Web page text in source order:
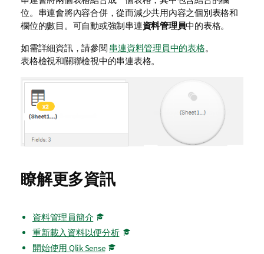
位。串連會將內容合併，從而減少共用內容之個別表格和
欄位的數目。可自動或強制串連資料管理員中的表格。
如需詳細資訊，請參閱 串連資料管理員中的表格。
表格檢視和關聯檢視中的串連表格。
瞭解更多資訊
資料管理員簡介
重新載入資料以便分析
開始使用 Qlik Sense